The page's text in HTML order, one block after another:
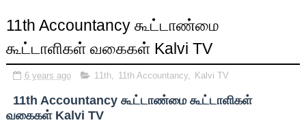
11th Accountancy கூட்டாண்மை
கூட்டாளிகள் வகைகள் Kalvi TV
6 years ago 11th, 11th Accountancy, Kalvi TV
11th Accountancy கூட்டாண்மை கூட்டாளிகள்
வகைகள் Kalvi TV